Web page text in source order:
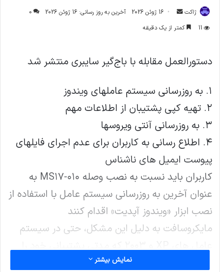
ژاکت
ارسال
ایمیل
16 ژوئن 2026 آخرین به روز رسانی: 16 ژوئن 2026
0
11
کمتر از یک دقیقه
دستورالعمل مقابله با باج‌گیر سایبری منتشر شد
۱. به روزرسانی سیستم عاملهای ویندوز
۲. تهیه کپی پشتیبان از اطلاعات مهم
۳. به روزرسانی آنتی ویروسها
۴. اطلاع رسانی به کاربران برای عدم اجرای فایلهای
پیوست ایمیل های ناشناس
کاربران باید نسبت به نصب وصله MS۱۷-۰۱۰ به
عنوان آخرین به روزرسانی سیستم عامل با استفاده از
نصب ابزار «ویندوز آپدیت» اقدام کنند
مایکروسافت به دلیل این مشکل، حتی در سیستم
متوقف کرده بود، وصله امنیتی قرار داده است
نمایش بیشتر